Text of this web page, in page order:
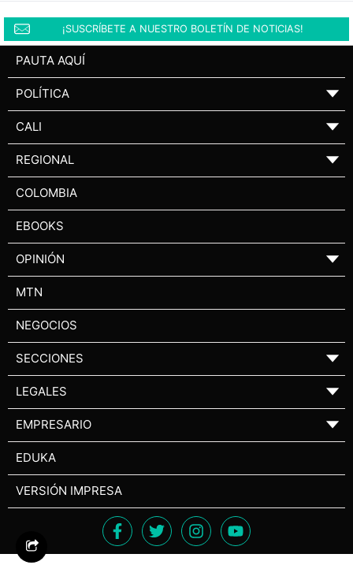
¡SUSCRÍBETE A NUESTRO BOLETÍN DE NOTICIAS!
PAUTA AQUÍ
POLÍTICA ▼
CALI ▼
REGIONAL ▼
COLOMBIA
EBOOKS
OPINIÓN ▼
MTN
NEGOCIOS
SECCIONES ▼
LEGALES ▼
EMPRESARIO ▼
EDUKA
VERSIÓN IMPRESA